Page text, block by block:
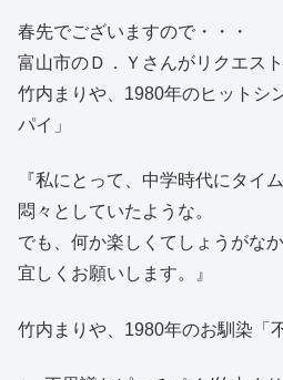
春先でございますので・・・
富山市のＤ．Ｙさんがリクエス
竹内まりや、1980年のヒットシ
パイ」
『私にとって、中学時代にタイ
悶々としていたような。
でも、何か楽しくてしょうがなか
宜しくお願いします。』
竹内まりや、1980年のお馴染「